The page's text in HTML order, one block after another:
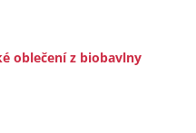
oblečení z biobavlny